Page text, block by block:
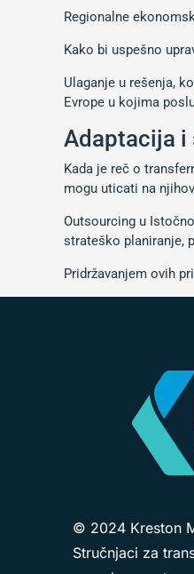
Regionalne
Kako bi uspešno
Ulaganje u rešenja,
Evrope u kojima
Adaptacija i
Kada je reč o
mogu uticati na
Outsourcing u
strateško planiranje,
Pridržavanjem ovih
© 2024 Kreston
Stručnjaci za